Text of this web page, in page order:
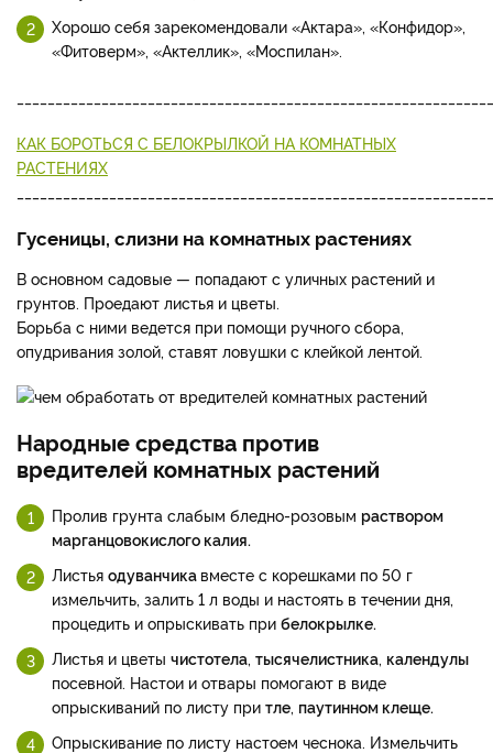
Хорошо себя зарекомендовали «Актара», «Конфидор»,
«Фитоверм», «Актеллик», «Моспилан».
КАК БОРОТЬСЯ С БЕЛОКРЫЛКОЙ НА КОМНАТНЫХ
РАСТЕНИЯХ
Гусеницы, слизни на комнатных растениях
В основном садовые — попадают с уличных растений и
грунтов. Проедают листья и цветы.
Борьба с ними ведется при помощи ручного сбора,
опудривания золой, ставят ловушки с клейкой лентой.
Народные средства против
вредителей комнатных растений
Пролив грунта слабым бледно-розовым раствором
марганцовокислого калия.
Листья одуванчика вместе с корешками по 50 г
измельчить, залить 1 л воды и настоять в течении дня,
процедить и опрыскивать при белокрылке.
Листья и цветы чистотела тысячелистника календулы
посевной. Настои и отвары помогают в виде
опрыскиваний по листу при тле паутинном клеще.
Опрыскивание по листу настоем чеснока. Измельчить